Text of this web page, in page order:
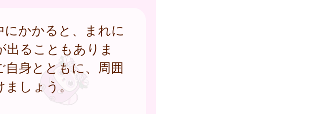
かかると、まれに
出ることもありま
身とともに、周囲
しょう。